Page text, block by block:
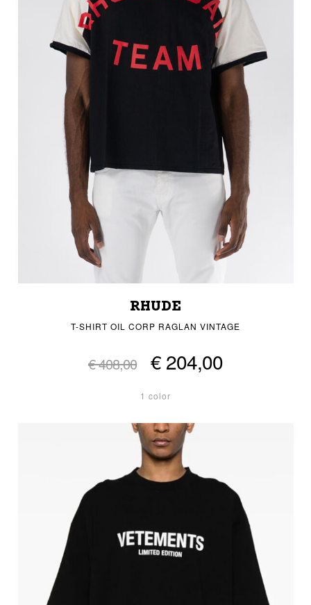
RHUDE
T-SHIRT OIL CORP RAGLAN VINTAGE
€ 408,00 € 204,00
1 color